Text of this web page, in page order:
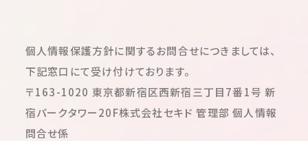
個人情報保護方針に関するお問合せにつきましては、
下記窓口にて受け付けております。
〒163-1020 東京都新宿区西新宿三丁目7番1号 新
宿パークタワー20F株式会社セキド 管理部 個人情報
問合せ係